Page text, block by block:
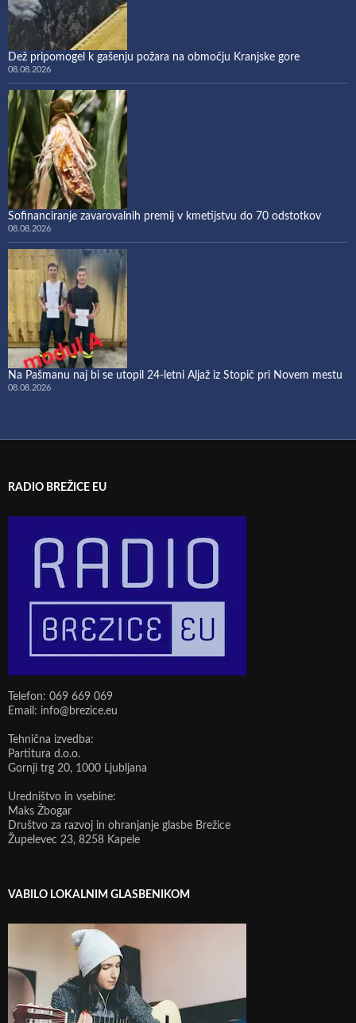
Dež pripomogel k gašenju požara na območju Kranjske gore
08.08.2026
Sofinanciranje zavarovalnih premij v kmetijstvu do 70 odstotkov
08.08.2026
Na Pašmanu naj bi se utopil 24-letni Aljaž iz Stopič pri Novem mestu
08.08.2026
RADIO BREŽICE EU
Telefon: 069 669 069
Email: info@brezice.eu
Tehnična izvedba:
Partitura d.o.o.
Gornji trg 20, 1000 Ljubljana
Uredništvo in vsebine:
Maks Žbogar
Društvo za razvoj in ohranjanje glasbe Brežice
Župelevec 23, 8258 Kapele
VABILO LOKALNIM GLASBENIKOM